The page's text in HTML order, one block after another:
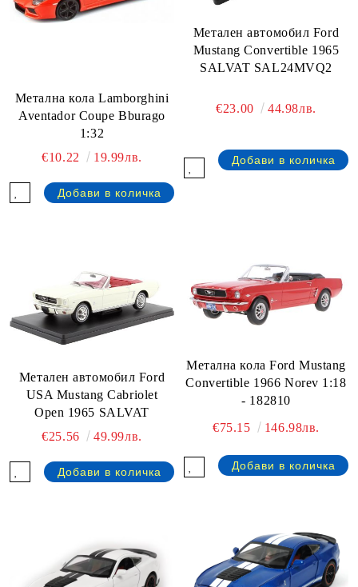
Метална кола Lamborghini
Aventador Coupe Bburago
1:32
€10.22
19.99лв.
Метален автомобил Ford
Mustang Convertible 1965
SALVAT SAL24MVQ2
€23.00 44.98лв.
Метален автомобил Ford
USA Mustang Cabriolet
Open 1965 SALVAT
€25.56
49.99лв.
Метална кола Ford Mustang
Convertible 1966 Norev 1:18
- 182810
€75.15
146.98лв.